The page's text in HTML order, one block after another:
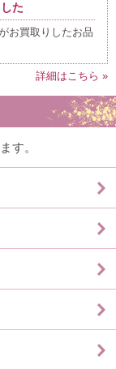
た
お買取りしたお品
詳細はこちら »
す。